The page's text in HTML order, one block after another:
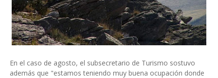
En el caso de agosto, el subsecretario de Turismo sostuvo
además que "estamos teniendo muy buena ocupación donde